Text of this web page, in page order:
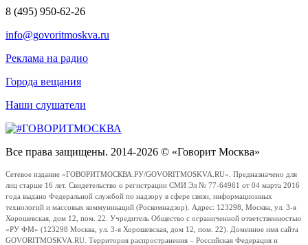
8 (495) 950-62-26
info@govoritmoskva.ru
Реклама на радио
Города вещания
Наши слушатели
Все права защищены. 2014-2026 © «Говорит Москва»
Сетевое издание «ГОВОРИТМОСКВА.РУ/GOVORITMOSKVA.RU». Предназначено для
лиц старше 16 лет. Свидетельство о регистрации СМИ Эл № 77-64961 от 04 марта 2016
года выдано Федеральной службой по надзору в сфере связи, информационных
технологий и массовых коммуникаций (Роскомнадзор). Адрес: 123298, Москва, ул. 3-я
Хорошевская, дом 12, пом. 22. Учредитель Общество с ограниченной ответственностью
«РУ ФМ» (123298 Москва, ул. 3-я Хорошевская, дом 12, пом. 22). Доменное имя сайта
GOVORITMOSKVA.RU. Территория распространения – Российская Федерация и